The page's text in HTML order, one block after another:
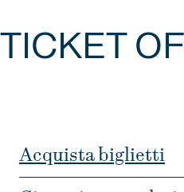
TICKET
Acquista biglietti